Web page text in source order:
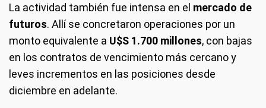
La actividad también fue intensa en el mercado de
futuros. Allí se concretaron operaciones por un
monto equivalente a U$S 1.700 millones, con bajas
en los contratos de vencimiento más cercano y
leves incrementos en las posiciones desde
diciembre en adelante.